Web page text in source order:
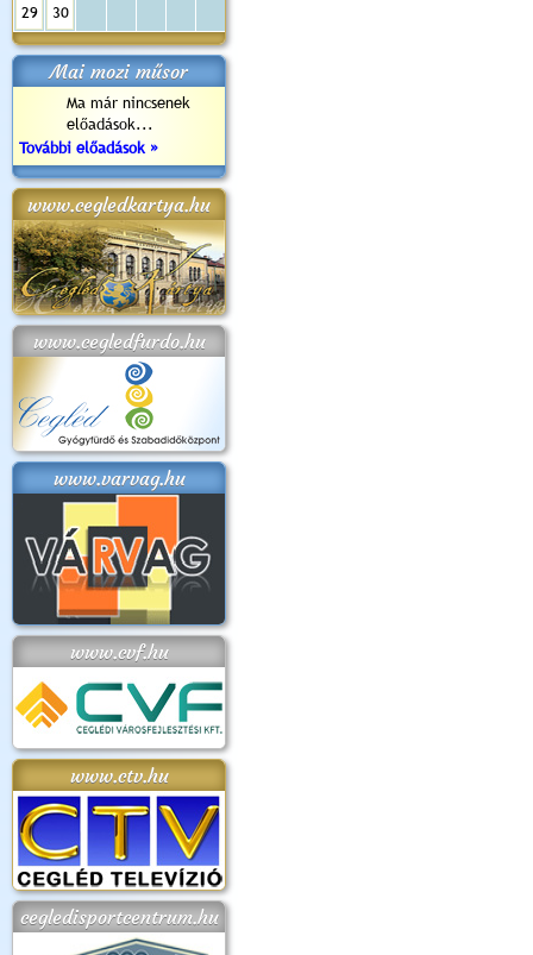
29 30
Mai mozi műsor
Ma már nincsenek
előadások...
További előadások »
www.cegledkartya.hu
www.cegledfurdo.hu
www.varvag.hu
www.cvf.hu
www.ctv.hu
cegledisportcentrum.hu